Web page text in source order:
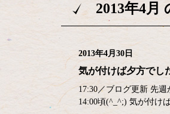
2013年4月
2013年4月30日
気が付けば夕方でし
17:30／ブログ更新 先
14:00頃(^_^;) 気が付け